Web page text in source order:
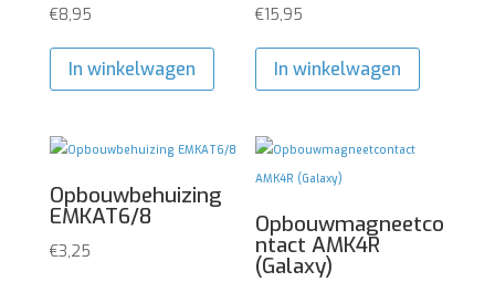
€8,95
In winkelwagen
€15,95
In winkelwagen
Opbouwbehuizing
EMKAT6/8
€3,25
Opbouwmagneetco
ntact AMK4R
(Galaxy)